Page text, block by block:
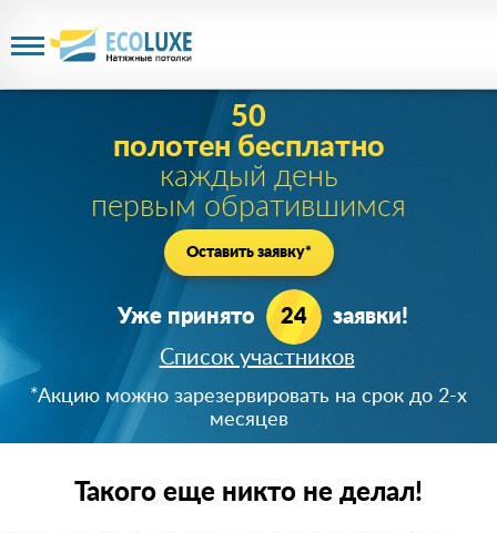
1 рубль
за PREMIUM потолок!
Акция действуетдо 10 августа 2026 года
Цена белого матового PREMIUM полотна при
заказе от 20м2 !
Успейте зарезервировать скидку!
Такого еще никто не делал!